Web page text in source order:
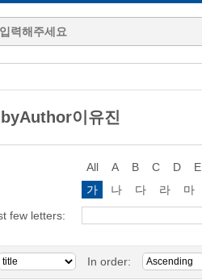
이유진
All A B C D E
가
나 다 라 마
few letters:
In order: